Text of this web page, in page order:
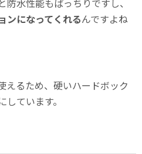
ンになってくれるんですよね
えるため、硬いハードボック
ています。